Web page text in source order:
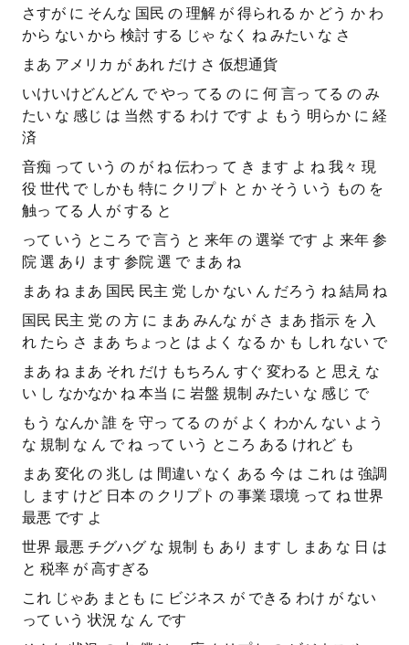
さすが に そんな 国民 の 理解 が 得られる か どう か わ
から ない から 検討 する じゃ なく ね みたい な さ
まあ アメリカ が あれ だけ さ 仮想通貨
いけいけどんどん で やっ てる の に 何 言っ てる の み
たい な 感じ は 当然 する わけ です よ もう 明らか に 経
済
音痴 って いう の が ね 伝わっ て き ます よ ね 我々 現
役 世代 で しかも 特に クリプト と か そう いう もの を
触っ てる 人 が する と
って いう ところ で 言う と 来年 の 選挙 です よ 来年 参
院 選 あり ます 参院 選 で まあ ね
まあ ね まあ 国民 民主 党 しか ない ん だろう ね 結局 ね
国民 民主 党 の 方 に まあ みんな が さ まあ 指示 を 入
れ たら さ まあ ちょっと は よく なる か も しれ ない で
まあ ね まあ それ だけ もちろん すぐ 変わる と 思え な
い し なかなか ね 本当 に 岩盤 規制 みたい な 感じ で
もう なんか 誰 を 守っ てる の が よく わかん ない よう
な 規制 な ん で ね って いう ところ ある けれど も
まあ 変化 の 兆し は 間違い なく ある 今 は これ は 強調
し ます けど 日本 の クリプト の 事業 環境 って ね 世界
最悪 です よ
世界 最悪 チグハグ な 規制 も あり ます し まあ な 日 は
と 税率 が 高すぎる
これ じゃあ まとも に ビジネス が できる わけ が ない
って いう 状況 な ん です